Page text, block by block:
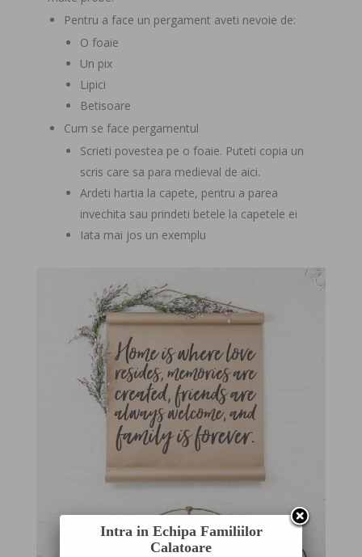
Pentru a face un pergament aveti nevoie de:
O foaie
Un pix
Lipici
Betisoare
Cum se face pergamentul
Scrieti povestea pe o foaie. Puteti copia un
scris care sa para medieval de aici.
Ardeti hartia la capete, pentru a parea
invechita sau prindeti betele la capetele ei
Iata mai jos un exemplu
Intra in Echipa Familiilor
Calatoare